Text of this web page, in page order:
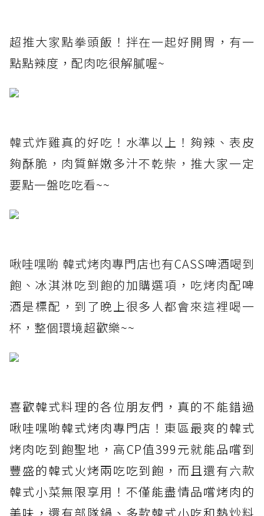
超推大家點拳頭飯！拌在一起好開胃，有一
點點辣度，配肉吃很解膩喔~
韓式炸雞真的好吃！水準以上！夠辣、表皮
夠酥脆，肉質鮮嫩多汁不乾柴，推大家一定
要點一盤吃吃看~~
啾哇嘿喲 韓式烤肉專門店也有CASS啤酒喝到
飽、冰淇淋吃到飽的加購選項，吃烤肉配啤
酒是標配，到了晚上很多人都會來這裡喝一
杯，整個環境超歡樂~~
喜歡韓式料理的各位朋友們，真的不能錯過
啾哇嘿喲韓式烤肉專門店！東區最爽的韓式
烤肉吃到飽聖地，高CP值399元就能品嚐到
豐盛的韓式火烤兩吃吃到飽，而且還有六款
韓式小菜無限享用！不僅能盡情品嚐烤肉的